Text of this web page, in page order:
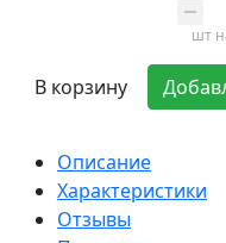
шт
В корзину
Описание
Характеристики
Отзывы